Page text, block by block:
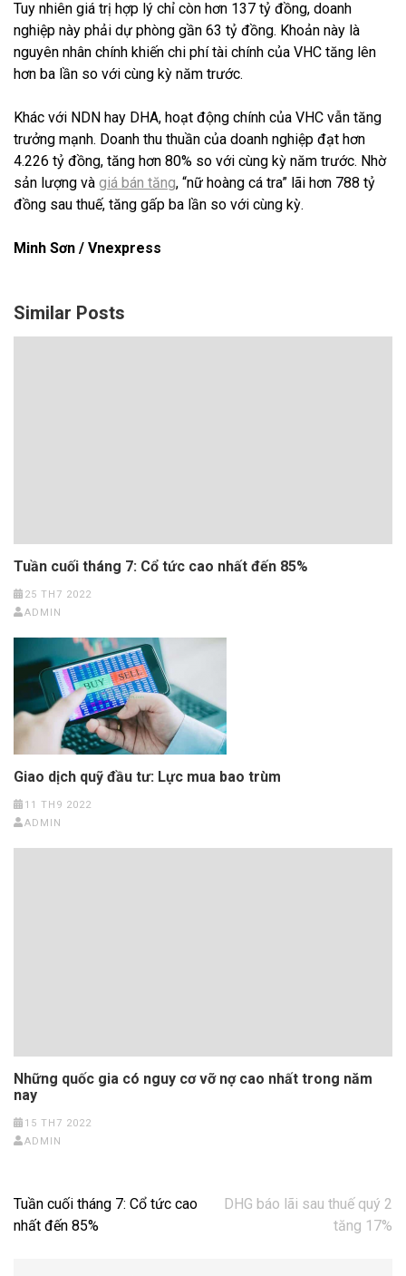
Tuy nhiên giá trị hợp lý chỉ còn hơn 137 tỷ đồng, doanh
nghiệp này phải dự phòng gần 63 tỷ đồng. Khoản này là
nguyên nhân chính khiến chi phí tài chính của VHC tăng lên
hơn ba lần so với cùng kỳ năm trước.
Khác với NDN hay DHA, hoạt động chính của VHC vẫn tăng
trưởng mạnh. Doanh thu thuần của doanh nghiệp đạt hơn
4.226 tỷ đồng, tăng hơn 80% so với cùng kỳ năm trước. Nhờ
sản lượng và giá bán tăng, “nữ hoàng cá tra” lãi hơn 788 tỷ
đồng sau thuế, tăng gấp ba lần so với cùng kỳ.
Minh Sơn / Vnexpress
Similar Posts
Tuần cuối tháng 7: Cổ tức cao nhất đến 85%
25 TH7 2022
ADMIN
Giao dịch quỹ đầu tư: Lực mua bao trùm
11 TH9 2022
ADMIN
Những quốc gia có nguy cơ vỡ nợ cao nhất trong năm
nay
15 TH7 2022
ADMIN
Điều
hướng
Tuần cuối tháng 7: Cổ tức cao
nhất đến 85%
DHG báo lãi sau thuế quý 2
tăng 17%